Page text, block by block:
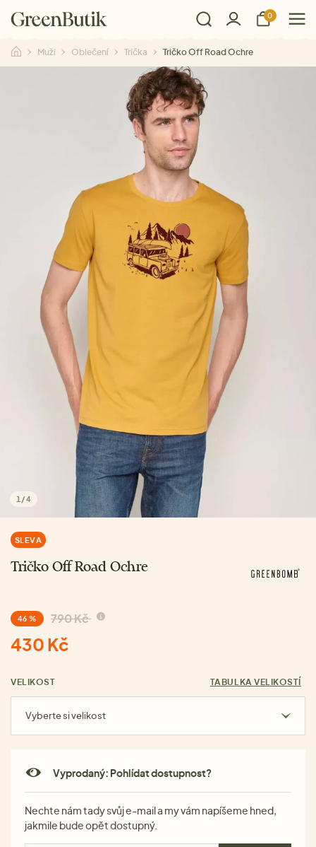
0
Muži Oblečení Trička Tričko Off Road Ochre
1 /4
SLEVA
Tričko Off Road Ochre
46 % 790 Kč
430 Kč
VELIKOST TABULKA VELIKOSTÍ
Vyberte si velikost
Vyprodaný: Pohlídat dostupnost?
Nechte nám tady svůj e-mail a my vám napíšeme hned,
jakmile bude opět dostupný.